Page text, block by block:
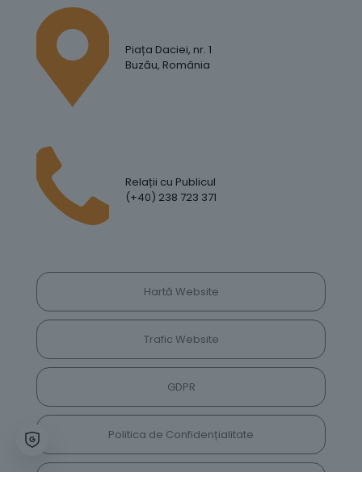
Piața Daciei, nr. 1
Buzău, România
Relații cu Publicul
(+40) 238 723 371
Hartă Website
Trafic Website
GDPR
Politica de Confidențialitate